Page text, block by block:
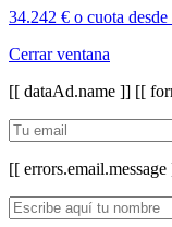
34.242 € o cuota desde
Cerrar ventana
[[ dataAd.name ]] [[
[[